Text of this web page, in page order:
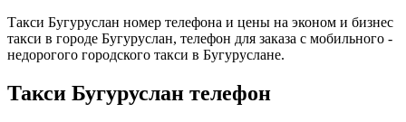
Такси Бугуруслан номер телефона и цены на эконом и бизнес
такси в городе Бугуруслан, телефон для заказа с мобильного -
недорогого городского такси в Бугуруслане.
Такси Бугуруслан телефон